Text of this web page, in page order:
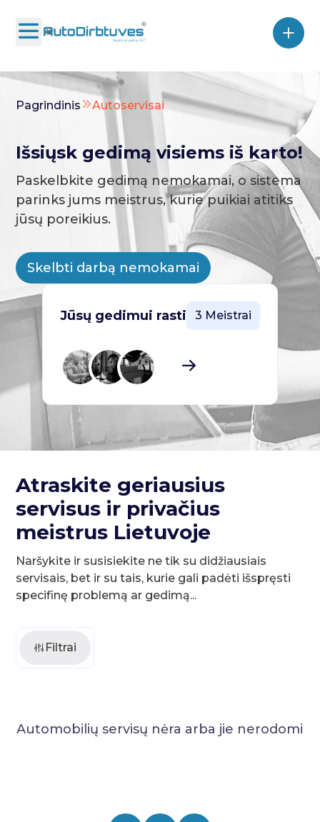
Pagrindinis Autoservisai
Išsiųsk gedimą visiems iš karto!
Paskelbkite gedimą nemokamai, o sistema
parinks jums meistrus, kurie puikiai atitiks
jūsų poreikius.
Skelbti darbą nemokamai
Jūsų gedimui rasti 3 Meistrai
Atraskite geriausius
servisus ir privačius
meistrus Lietuvoje
Naršykite ir susisiekite ne tik su didžiausiais
servisais, bet ir su tais, kurie gali padėti išspręsti
specifinę problemą ar gedimą...
Filtrai
Automobilių servisų nėra arba jie nerodomi